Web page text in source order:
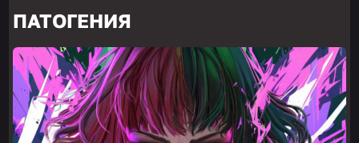
ПАТОГЕНИЯ